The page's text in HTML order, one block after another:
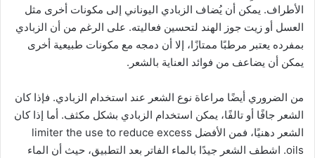
الأطراف. يمكن أن يُضاف الزبادي اليوناني إلى مكونات أخرى مثل
العسل أو زيت جوز الهند لتحسين فعاليته. على الرغم من أن الزبادي
بمفرده يعتبر مرطبًا ممتازًا، إلا أن دمجه مع مكونات طبيعية أخرى
يمكن أن يضاعف من فوائد العناية بالشعر.
من الضروري أيضًا مراعاة نوع الشعر عند استخدام الزبادي. فإذا كان
الشعر جافًا أو تالفًا، يمكن استخدام الزبادي بشكل مكثف. أما إذا كان
الشعر دهنيًا، فمن الأفضل limiter the use to reduce excess
oils. اشطف الشعر جيدًا بالماء الفاتر بعد التطبيق، حيث أن الماء